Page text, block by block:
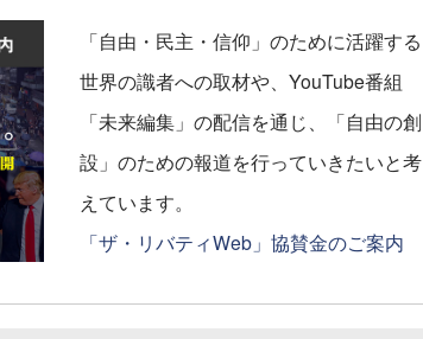
「自由・民主・信仰」のために活躍する
世界の識者への取材や、YouTube番組
「未来編集」の配信を通じ、「自由の創
設」のための報道を行っていきたいと考
えています。
「ザ・リバティWeb」協賛金のご案内